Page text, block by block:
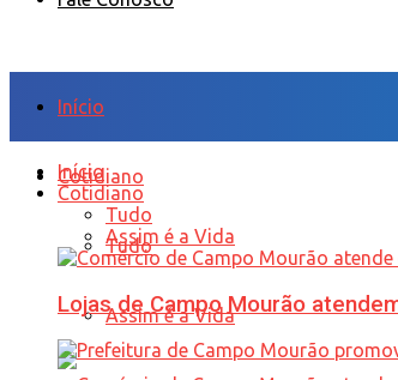
Início
Cotidiano
Tudo
Assim é a Vida
Início
Cotidiano
Tudo
Assim é a Vida
Lojas de Campo Mourão